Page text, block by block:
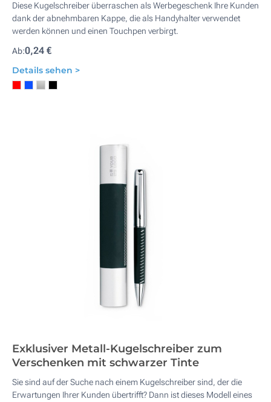
Diese Kugelschreiber überraschen als Werbegeschenk Ihre Kunden
dank der abnehmbaren Kappe, die als Handyhalter verwendet
werden können und einen Touchpen verbirgt.
Ab:0,24 €
Details sehen >
Exklusiver Metall-Kugelschreiber zum
Verschenken mit schwarzer Tinte
Sie sind auf der Suche nach einem Kugelschreiber sind, der die
Erwartungen Ihrer Kunden übertrifft? Dann ist dieses Modell eines